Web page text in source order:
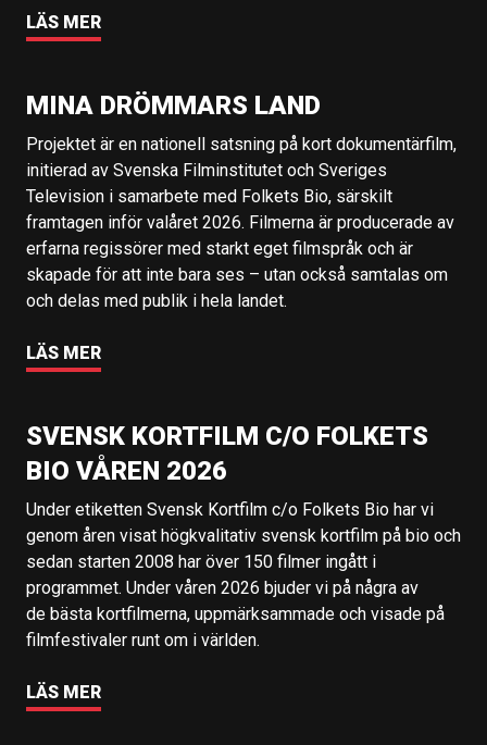
LÄS MER
MINA DRÖMMARS LAND
Projektet är en nationell satsning på kort dokumentärfilm,
initierad av Svenska Filminstitutet och Sveriges
Television i samarbete med Folkets Bio, särskilt
framtagen inför valåret 2026. Filmerna är producerade av
erfarna regissörer med starkt eget filmspråk och är
skapade för att inte bara ses – utan också samtalas om
och delas med publik i hela landet.
LÄS MER
SVENSK KORTFILM C/O FOLKETS
BIO VÅREN 2026
Under etiketten Svensk Kortfilm c/o Folkets Bio har vi
genom åren visat högkvalitativ svensk kortfilm på bio och
sedan starten 2008 har över 150 filmer ingått i
programmet. Under våren 2026 bjuder vi på några av
de bästa kortfilmerna, uppmärksammade och visade på
filmfestivaler runt om i världen.
LÄS MER